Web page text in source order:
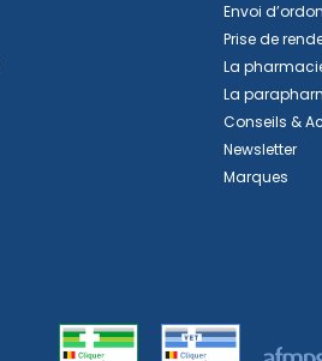
Envoi
Prise de
La
La
Conseils &
Newsletter
Marques